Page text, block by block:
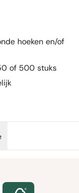
hoeken en/of
of 500 stuks